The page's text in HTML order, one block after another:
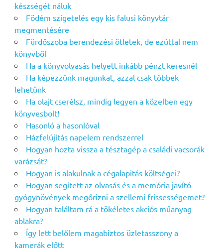
készségét náluk
Födém szigetelés egy kis falusi könyvtár
megmentésére
Fürdőszoba berendezési ötletek, de ezúttal nem
könyvből
Ha a könyvolvasás helyett inkább pénzt keresnél
Ha képezzünk magunkat, azzal csak többek
lehetünk
Ha olajt cserélsz, mindig legyen a közelben egy
könyvesbolt!
Hasonló a hasonlóval
Házfelújítás napelem rendszerrel
Hogyan hozta vissza a tésztagép a családi vacsorák
varázsát?
Hogyan is alakulnak a cégalapitás költségei?
Hogyan segített az olvasás és a memória javító
gyógynövények megőrizni a szellemi frissességemet?
Hogyan találtam rá a tökéletes akciós műanyag
ablakra?
Így lett belőlem magabiztos üzletasszony a
kamerák előtt